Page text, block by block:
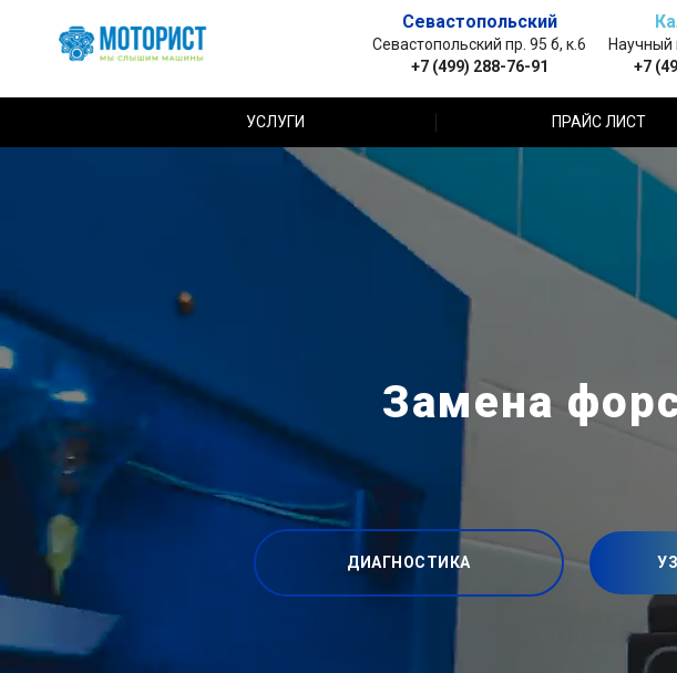
Севастопольский
Севастопольский пр. 95 б, к.6
+7 (499) 288-76-91
Научный
+7
УСЛУГИ ПРАЙС ЛИСТ
Замена
ДИАГНОСТИКА